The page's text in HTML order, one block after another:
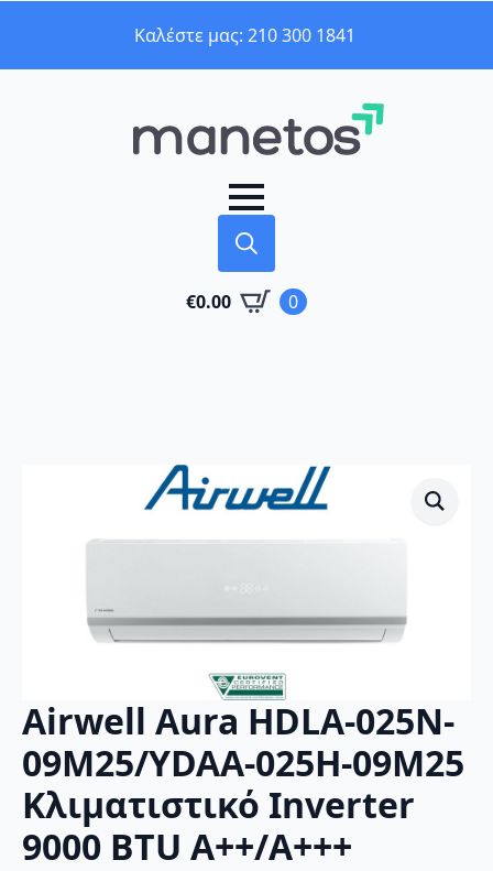
Καλέστε μας: 210 300 1841
for:
€0.00 0
Airwell Aura HDLA-025N-
09M25/YDAA-025H-09M25
Κλιματιστικό Inverter
9000 BTU A++/A+++